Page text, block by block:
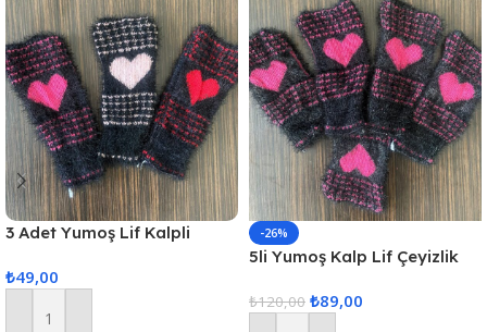
3 Adet Yumoş Lif Kalpli
₺49,00
-26%
5li Yumoş Kalp Lif Çeyizlik
₺120,00 ₺89,00